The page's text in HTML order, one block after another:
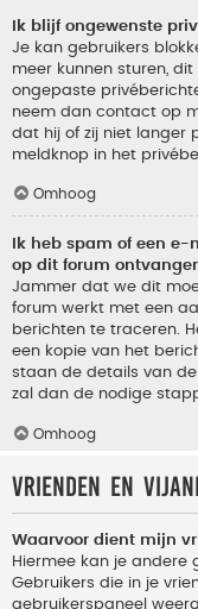
Ik blijf ongewenste
Je kan gebruikers
meer kunnen sturen,
ongepaste
neem dan contact op
dat hij of zij niet langer
meldknop in het
Omhoog
Ik heb spam of een
op dit forum
Jammer dat we dit
forum werkt met een
berichten te traceren.
een kopie van het
staan de details van
zal dan de nodige
Omhoog
Vrienden en
Waarvoor dient mijn
Hiermee kan je andere
Gebruikers die in je
gebruikerspaneel